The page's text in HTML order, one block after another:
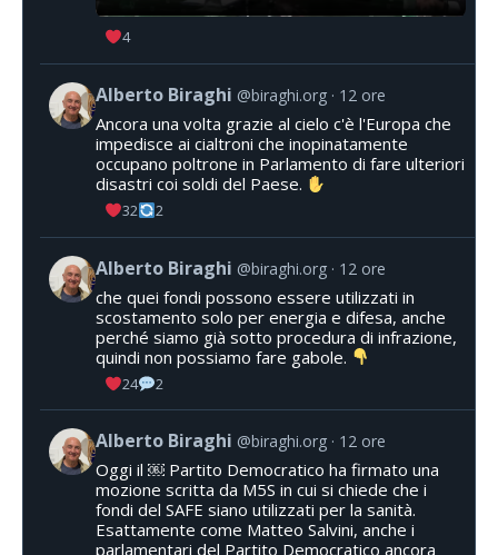
4
Alberto Biraghi @biraghi.org 12 ore
Ancora una volta grazie al cielo c'è l'Europa che
impedisce ai cialtroni che inopinatamente
occupano poltrone in Parlamento di fare ulteriori
disastri coi soldi del Paese.
32 2
Alberto Biraghi @biraghi.org 12 ore
che quei fondi possono essere utilizzati in
scostamento solo per energia e difesa, anche
perché siamo già sotto procedura di infrazione,
quindi non possiamo fare gabole.
24 2
Alberto Biraghi @biraghi.org 12 ore
Oggi il ￼ Partito Democratico ha firmato una
mozione scritta da M5S in cui si chiede che i
fondi del SAFE siano utilizzati per la sanità.
Esattamente come Matteo Salvini, anche i
parlamentari del Partito Democratico ancora